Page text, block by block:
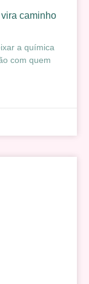
caminho
a química
com quem